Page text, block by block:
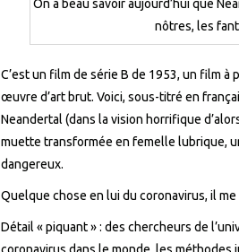
On a beau savoir aujourd’hui que
nôtres, les
C’est un film de série B de 1953, un film
œuvre d’art brut. Voici, sous-titré en
Neandertal (dans la vision horrifique
muette transformée en femelle lubrique,
dangereux.
Quelque chose en lui du coronavirus, il
Détail « piquant » : des chercheurs de
coronavirus dans le monde, les